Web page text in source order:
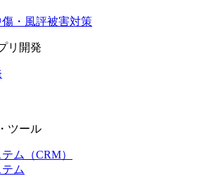
・風評被害対策
リ開発
ツール
ム（CRM）
ム